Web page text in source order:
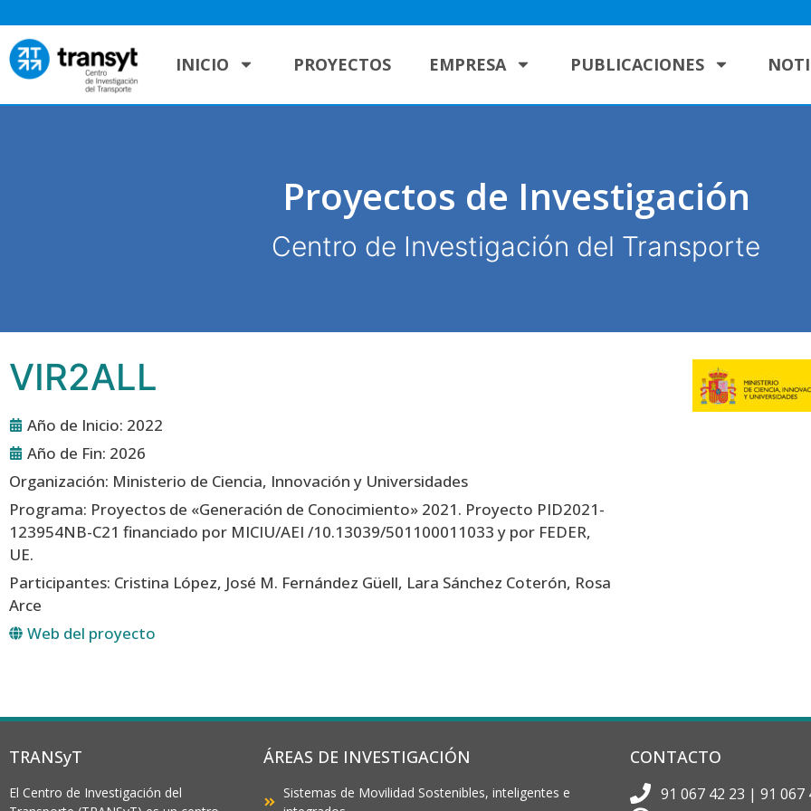
INICIO PROYECTOS EMPRESA PUBLICACIONES
Proyectos de Investigación
Centro de Investigación del Transporte
VIR2ALL
Año de Inicio: 2022
Año de Fin: 2026
Organización: Ministerio de Ciencia, Innovación y Universidades
Programa: Proyectos de «Generación de Conocimiento» 2021. Proyecto PID2021-
123954NB-C21 financiado por MICIU/AEI /10.13039/501100011033 y por FEDER,
UE.
Participantes: Cristina López, José M. Fernández Güell, Lara Sánchez Coterón, Rosa
Arce
Web del proyecto
TRANSyT
El Centro de Investigación del
ÁREAS DE INVESTIGACIÓN
Sistemas de Movilidad Sostenibles, inteligentes e
CONTACTO
91 067 42 23 | 91 067